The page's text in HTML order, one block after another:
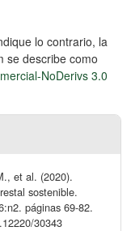
lo contrario, la
se describe como
NoDerivs 3.0
et al. (2020).
sostenible.
páginas 69-82.
30343